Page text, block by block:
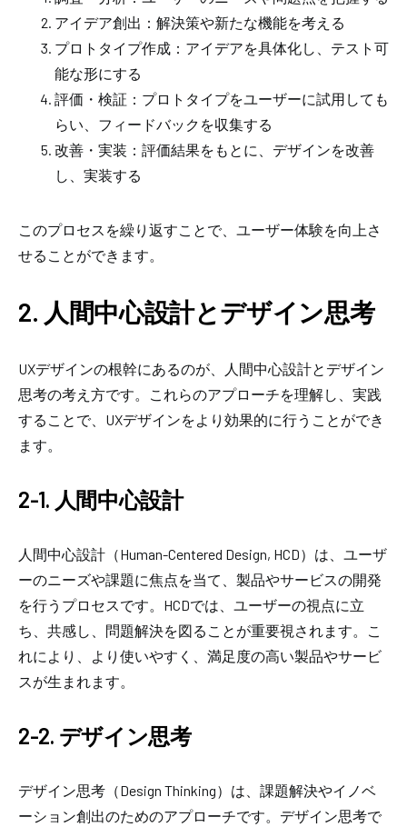
アイデア創出：解決策や新たな機能を考える
プロトタイプ作成：アイデアを具体化し、テスト可
能な形にする
評価・検証：プロトタイプをユーザーに試用しても
らい、フィードバックを収集する
改善・実装：評価結果をもとに、デザインを改善
し、実装する
このプロセスを繰り返すことで、ユーザー体験を向上さ
せることができます。
2. 人間中心設計とデザイン思考
UXデザインの根幹にあるのが、人間中心設計とデザイン
思考の考え方です。これらのアプローチを理解し、実践
することで、UXデザインをより効果的に行うことができ
ます。
2-1. 人間中心設計
人間中心設計（Human-Centered Design, HCD）は、ユーザ
ーのニーズや課題に焦点を当て、製品やサービスの開発
を行うプロセスです。HCDでは、ユーザーの視点に立
ち、共感し、問題解決を図ることが重要視されます。こ
れにより、より使いやすく、満足度の高い製品やサービ
スが生まれます。
2-2. デザイン思考
デザイン思考（Design Thinking）は、課題解決やイノベ
ーション創出のためのアプローチです。デザイン思考で